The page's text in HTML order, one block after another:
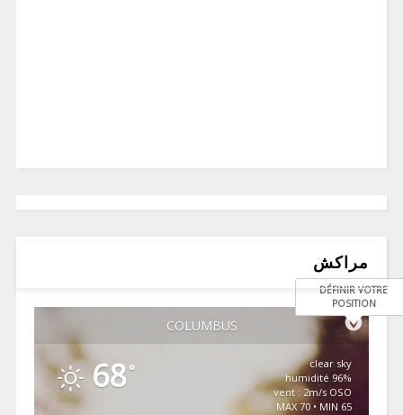
مراكش
COLUMBUS
DÉFINIR VOTRE
POSITION
68 °
clear sky
96% humidité
vent : 2m/s OSO
MAX 70 • MIN 65